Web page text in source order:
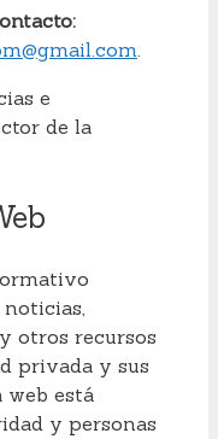
e
de la
otros recursos
privada y sus
web está
y personas